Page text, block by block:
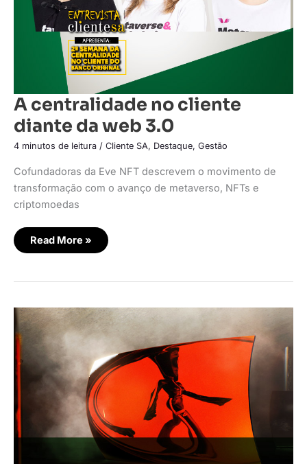
A centralidade no cliente
diante da web 3.0
4 minutos de leitura / Cliente SA, Destaque, Gestão
Cofundadoras da Eve NFT descrevem o movimento de
transformação com o avanço de metaverso, NFTs e
criptomoedas
Read More »
Puma
tem
primeira
experiência
metaverso